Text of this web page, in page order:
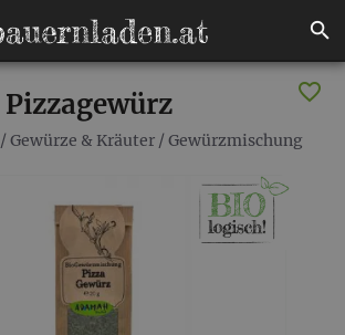
Pizzagewürz
/ Gewürze & Kräuter/ Gewürzmischung